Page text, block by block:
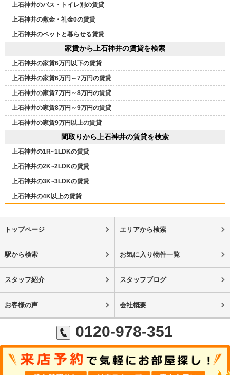
上石神井のバス・トイレ別の賃貸
上石神井の敷金・礼金0の賃貸
上石神井のペットと暮らせる賃貸
家賃から上石神井の賃貸を検索
上石神井の家賃6万円以下の賃貸
上石神井の家賃6万円～7万円の賃貸
上石神井の家賃7万円～8万円の賃貸
上石神井の家賃8万円～9万円の賃貸
上石神井の家賃9万円以上の賃貸
間取りから上石神井の賃貸を検索
上石神井の1R~1LDKの賃貸
上石神井の2K~2LDKの賃貸
上石神井の3K~3LDKの賃貸
上石神井の4K以上の賃貸
トップページ エリアから検索
駅から検索 お気に入り物件一覧
スタッフ紹介 スタッフブログ
お客様の声 会社概要
0120-978-351